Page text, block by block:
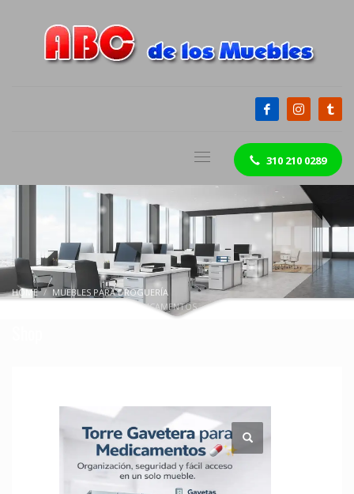
310 210 0289
HOME
MUEBLES PARA DROGUERÍA
TORRE GAVETERA PARA MEDICAMENTOS